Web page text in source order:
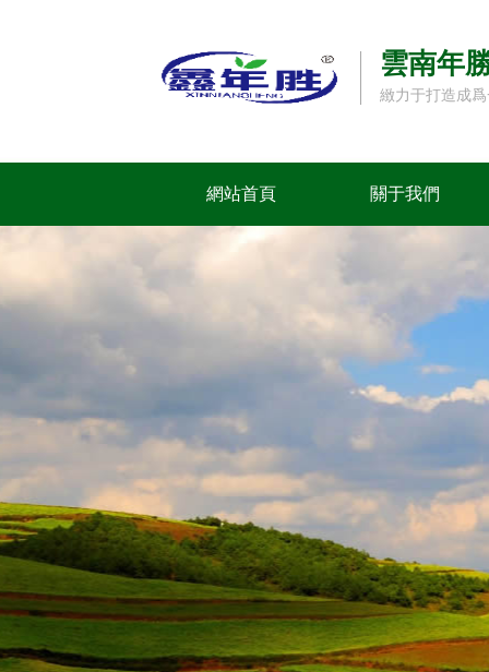
雲南年
緻力于打造成
網站首頁 關于我們